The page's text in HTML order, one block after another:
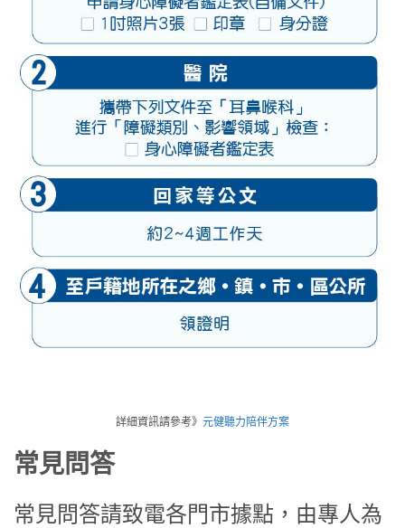
詳細資訊請參考》 元健聽力陪伴方案
常見問答
常見問答請致電各門市據點，由專人為